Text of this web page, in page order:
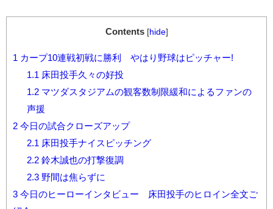
Contents [hide]
1 カープ10連戦初戦に勝利 やはり野球はピッチャー!
1.1 床田投手久々の好投
1.2マツダスタジアムの観客数制限緩和によるファンの
声援
2 今日の試合クローズアップ
2.1 床田投手ナイスピッチング
2.2鈴木誠也の打撃復調
2.3野間は焦らずに
3 今日のヒーローインタビュー 床田投手のヒロイン全文ご